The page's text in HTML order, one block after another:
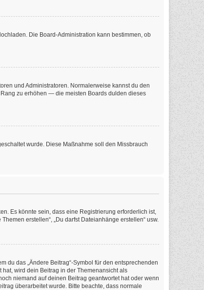
Die Board-Administration kann bestimmen, ob
und Administratoren. Normalerweise kannst du den
zu erhöhen — die meisten Boards dulden dieses
wurde. Diese Maßnahme soll den Missbrauch
Es könnte sein, dass eine Registrierung erforderlich ist,
erstellen“, „Du darfst Dateianhänge erstellen“ usw.
du das „Ändere Beitrag“-Symbol für den entsprechenden
wird dein Beitrag in der Themenansicht als
niemand auf deinen Beitrag geantwortet hat oder wenn
überarbeitet wurde. Bitte beachte, dass normale